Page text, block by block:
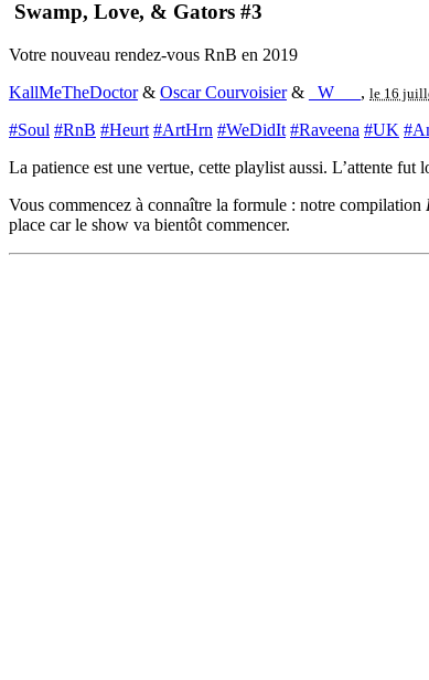
Swamp, Love, & Gators #3
Votre nouveau rendez-vous RnB en 2019
KallMeTheDoctor& Oscar Courvoisier& _W___ , le 16
#Soul #RnB #Heurt #ArtHrn #WeDidIt #Raveena #UK
La patience est une vertue, cette playlist aussi. L’attente
Vous commencez à connaître la formule : notre compilation
place car le show va bientôt commencer.